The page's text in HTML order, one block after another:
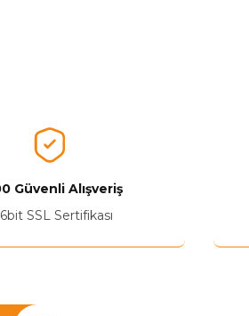
Güvenli Alışveriş
SSL Sertifikası